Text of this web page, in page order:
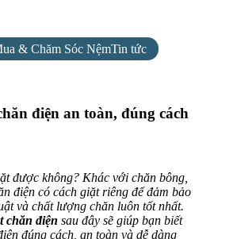
& Chăm Sóc NệmTin tức
điện an toàn, đúng cách
được không? Khác với chăn bông,
điện có cách giặt riêng để đảm bảo
và chất lượng chăn luôn tốt nhất.
chăn điện sau đây sẽ giúp bạn biết
đúng cách, an toàn và dễ dàng